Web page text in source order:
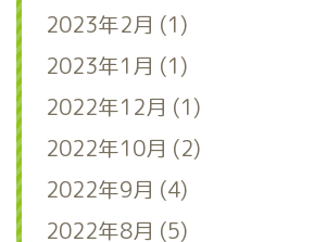
2023年2月 (1)
2023年1月 (1)
2022年12月 (1)
2022年10月 (2)
2022年9月 (4)
2022年8月 (5)